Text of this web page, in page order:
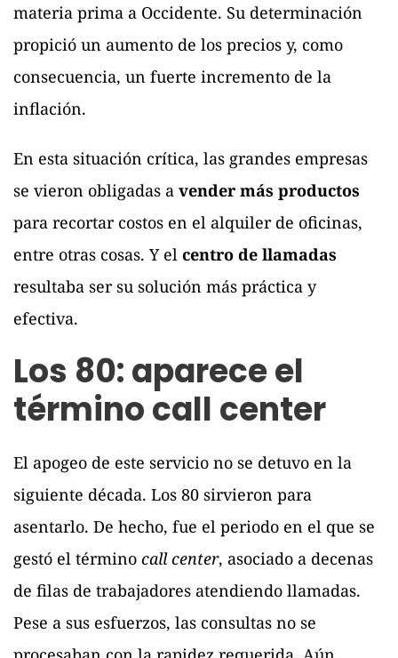
materia prima a Occidente. Su determinación
propició un aumento de los precios y, como
consecuencia, un fuerte incremento de la
inflación.
En esta situación crítica, las grandes empresas
se vieron obligadas a vender más productos
para recortar costos en el alquiler de oficinas,
entre otras cosas. Y el centro de llamadas
resultaba ser su solución más práctica y
efectiva.
Los 80: aparece el
término call center
El apogeo de este servicio no se detuvo en la
siguiente década. Los 80 sirvieron para
asentarlo. De hecho, fue el periodo en el que se
gestó el término call center, asociado a decenas
de filas de trabajadores atendiendo llamadas.
Pese a sus esfuerzos, las consultas no se